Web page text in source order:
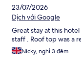
23/07/2026
Dịch với Google
Great stay at this
staff . Roof top was a
Nicky, nghỉ 3 đêm